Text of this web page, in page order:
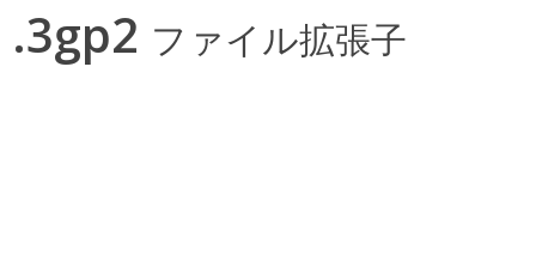
.3gp2 ファイル拡張子